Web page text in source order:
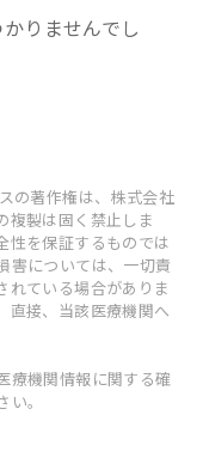
りませんでし
の著作権は、株式会社
複製は固く禁止しま
性を保証するものでは
害については、一切責
れている場合がありま
直接、当該医療機関へ
療機関情報に関する確
。